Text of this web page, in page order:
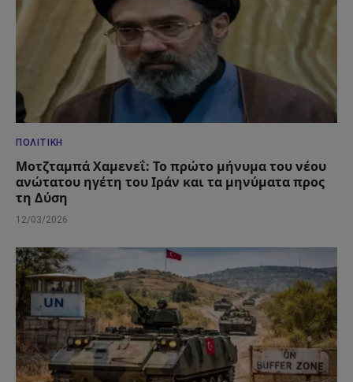
ΠΟΛΙΤΙΚΉ
Μοτζταμπά Χαμενεΐ: Το πρώτο μήνυμα του νέου
ανώτατου ηγέτη του Ιράν και τα μηνύματα προς
τη Δύση
12/03/2026